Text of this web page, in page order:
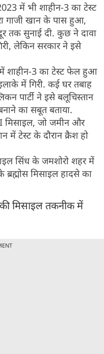
में भी शाहीन-3 का टेस्ट
गाजी खान के पास हुआ,
तक सुनाई दी. कुछ ने दावा
लेकिन सरकार ने इसे
शाहीन-3 का टेस्ट फेल हुआ
में गिरी. कई घर तबाह
पार्टी ने इसे बलूचिस्तान
का सबूत बताया.
मिसाइल, जो जमीन और
में टेस्ट के दौरान क्रैश हो
सिंध के जमशोरो शहर में
मिसाइल हादसे का
मिसाइल तकनीक में